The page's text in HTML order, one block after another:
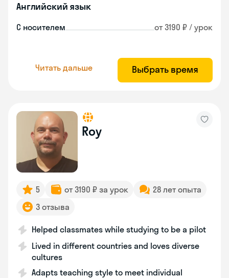
Английский язык
С носителем от 3190 ₽ / урок
Читать дальше Выбрать время
Roy
5 от 3190 ₽ за урок
28 лет опыта
3 отзыва
Helped classmates while studying to be a pilot
Lived in different countries and loves diverse
cultures
Adapts teaching style to meet individual